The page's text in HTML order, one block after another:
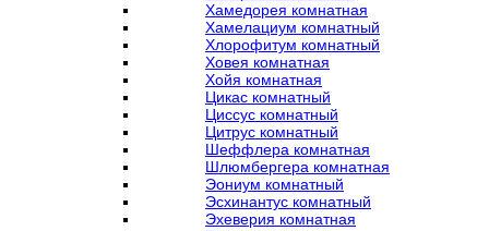
Хамедорея комнатная
Хамелациум комнатный
Хлорофитум комнатный
Ховея комнатная
Хойя комнатная
Цикас комнатный
Циссус комнатный
Цитрус комнатный
Шеффлера комнатная
Шлюмбергера комнатная
Эониум комнатный
Эсхинантус комнатный
Эхеверия комнатная